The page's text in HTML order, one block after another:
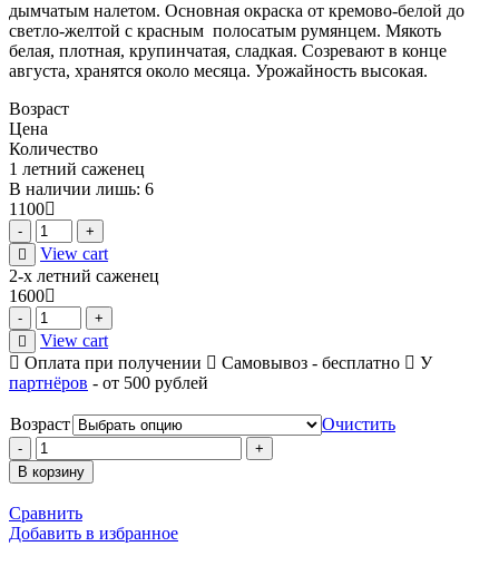
дымчатым налетом. Основная окраска от кремово-белой до
светло-желтой с красным полосатым румянцем. Мякоть
белая, плотная, крупинчатая, сладкая. Созревают в конце
августа, хранятся около месяца. Урожайность высокая.
Возраст
Цена
Количество
1 летний саженец
В наличии лишь: 6
1100
Quantity
View cart
2-х летний саженец
1600
Quantity
View cart
Оплата при получении
Самовывоз - бесплатно
У
партнёров - от 500 рублей
Возраст
Очистить
Количество
В корзину
Сравнить
Добавить в избранное